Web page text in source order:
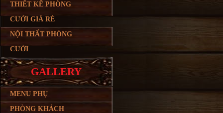
THIẾT KẾ PHÒNG
CƯỚI GIÁ RẺ
NỘI THẤT PHÒNG
CƯỚI
GALLERY
MENU PHỤ
PHÒNG KHÁCH